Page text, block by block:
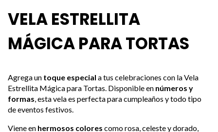
VELA ESTRELLITA
MÁGICA PARA TORTAS
Agrega un toque especial a tus celebraciones con la Vela
Estrellita Mágica para Tortas. Disponible en números y
formas, esta vela es perfecta para cumpleaños y todo tipo
de eventos festivos.
Viene en hermosos colores como rosa, celeste y dorado,